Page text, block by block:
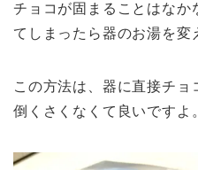
チョコが固まることはなか
てしまったら器のお湯を変
この方法は、器に直接チ
倒くさくなくて良いですよ。